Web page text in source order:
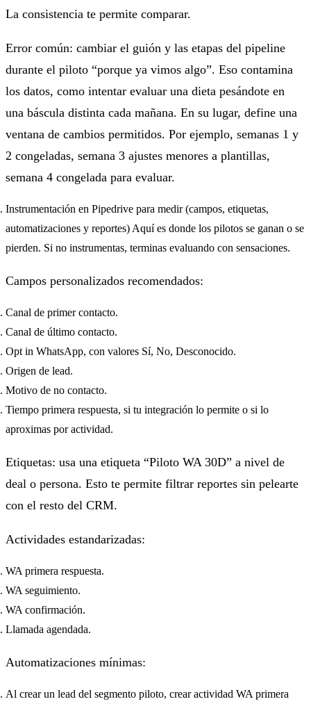
La consistencia te permite comparar.
Error común: cambiar el guión y las etapas del pipeline
durante el piloto “porque ya vimos algo”. Eso contamina
los datos, como intentar evaluar una dieta pesándote en
una báscula distinta cada mañana. En su lugar, define una
ventana de cambios permitidos. Por ejemplo, semanas 1 y
2 congeladas, semana 3 ajustes menores a plantillas,
semana 4 congelada para evaluar.
Instrumentación en Pipedrive para medir (campos, etiquetas,
automatizaciones y reportes) Aquí es donde los pilotos se ganan o se
pierden. Si no instrumentas, terminas evaluando con sensaciones.
Campos personalizados recomendados:
Canal de primer contacto.
Canal de último contacto.
Opt in WhatsApp, con valores Sí, No, Desconocido.
Origen de lead.
Motivo de no contacto.
Tiempo primera respuesta, si tu integración lo permite o si lo
aproximas por actividad.
Etiquetas: usa una etiqueta “Piloto WA 30D” a nivel de
deal o persona. Esto te permite filtrar reportes sin pelearte
con el resto del CRM.
Actividades estandarizadas:
WA primera respuesta.
WA seguimiento.
WA confirmación.
Llamada agendada.
Automatizaciones mínimas:
Al crear un lead del segmento piloto, crear actividad WA primera